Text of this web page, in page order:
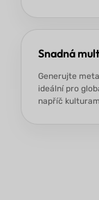
Snadná
Generujte
ideální pro
napříč